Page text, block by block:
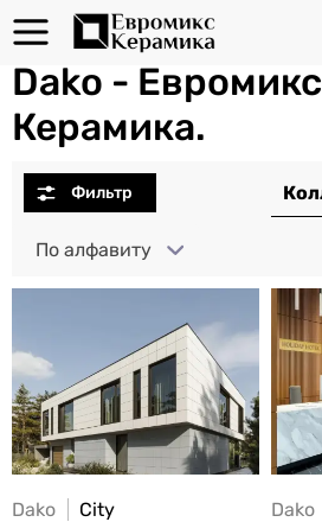
Dako - Евромикс
Керамика.
По алфавиту
Dako City Dako